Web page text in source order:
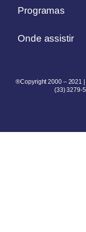
Programas
Onde assistir
®Copyright 2000 – 2021
(33) 3279-